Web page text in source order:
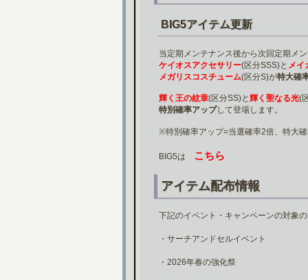
BIG5アイテム更新
当定期メンテナンス後から次回定期メ
ケイオスアクセサリー(区分SSS)と メイ
メガリスコスチューム(区分S)が特大確
輝く王の紋章(区分SS)と 輝く聖なる光(
特別確率アップして登場します。
※特別確率アップ=当選確率2倍、特大
BIG5は こちら
アイテム配布情報
下記のイベント・キャンペーンの対象
・サーチアンドセルイベント
・2026年春の強化祭